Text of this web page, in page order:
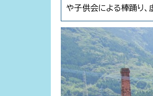
や子供会による棒踊り、